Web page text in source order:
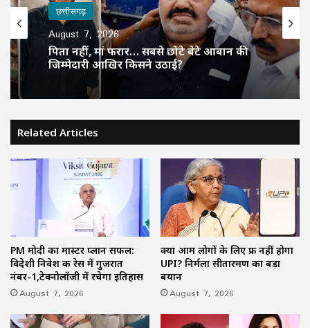
छत्तीसगढ़
August 7, 2026
पिता नहीं, मां फरार… सबसे छोटे बेटे आबान की
जिम्मेदारी आखिर किसने उठाई?
Related Articles
PM मोदी का मास्टर प्लान सफल:
विदेशी निवेश की रेस में गुजरात
नंबर-1,टेक्नोलॉजी में रचेगा इतिहास
August 7, 2026
क्या आम लोगों के लिए फ्री नहीं होगा
UPI? निर्मला सीतारमण का बड़ा
बयान
August 7, 2026